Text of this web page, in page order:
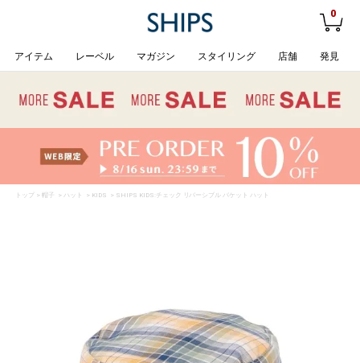
0
アイテム レーベル マガジン スタイリング 店舗 発見
トップ > 帽子 > ハット > KIDS > SHIPS KIDS:チェック リバーシブル バケット ハット